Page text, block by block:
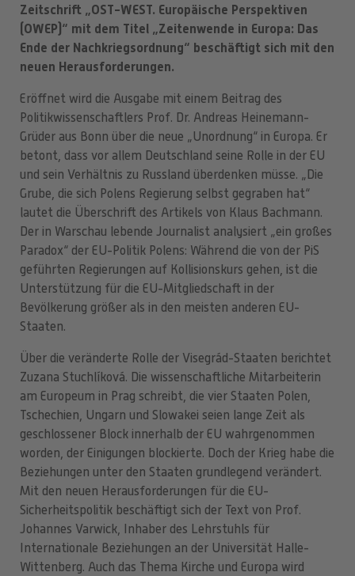
Zeitschrift „OST-WEST. Europäische Perspektiven
(OWEP)“ mit dem Titel „Zeitenwende in Europa: Das
Ende der Nachkriegsordnung“ beschäftigt sich mit den
neuen Herausforderungen.
Eröffnet wird die Ausgabe mit einem Beitrag des
Politikwissenschaftlers Prof. Dr. Andreas Heinemann-
Grüder aus Bonn über die neue „Unordnung“ in Europa. Er
betont, dass vor allem Deutschland seine Rolle in der EU
und sein Verhältnis zu Russland überdenken müsse. „Die
Grube, die sich Polens Regierung selbst gegraben hat“
lautet die Überschrift des Artikels von Klaus Bachmann.
Der in Warschau lebende Journalist analysiert „ein großes
Paradox“ der EU-Politik Polens: Während die von der PiS
geführten Regierungen auf Kollisionskurs gehen, ist die
Unterstützung für die EU-Mitgliedschaft in der
Bevölkerung größer als in den meisten anderen EU-
Staaten.
Über die veränderte Rolle der Visegrád-Staaten berichtet
Zuzana Stuchlíková. Die wissenschaftliche Mitarbeiterin
am Europeum in Prag schreibt, die vier Staaten Polen,
Tschechien, Ungarn und Slowakei seien lange Zeit als
geschlossener Block innerhalb der EU wahrgenommen
worden, der Einigungen blockierte. Doch der Krieg habe die
Beziehungen unter den Staaten grundlegend verändert.
Mit den neuen Herausforderungen für die EU-
Sicherheitspolitik beschäftigt sich der Text von Prof.
Johannes Varwick, Inhaber des Lehrstuhls für
Internationale Beziehungen an der Universität Halle-
Wittenberg. Auch das Thema Kirche und Europa wird